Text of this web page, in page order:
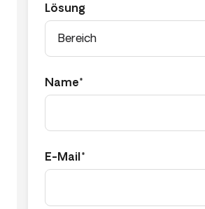
Lösung
Name*
E-Mail*